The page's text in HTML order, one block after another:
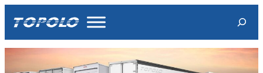
content
Search